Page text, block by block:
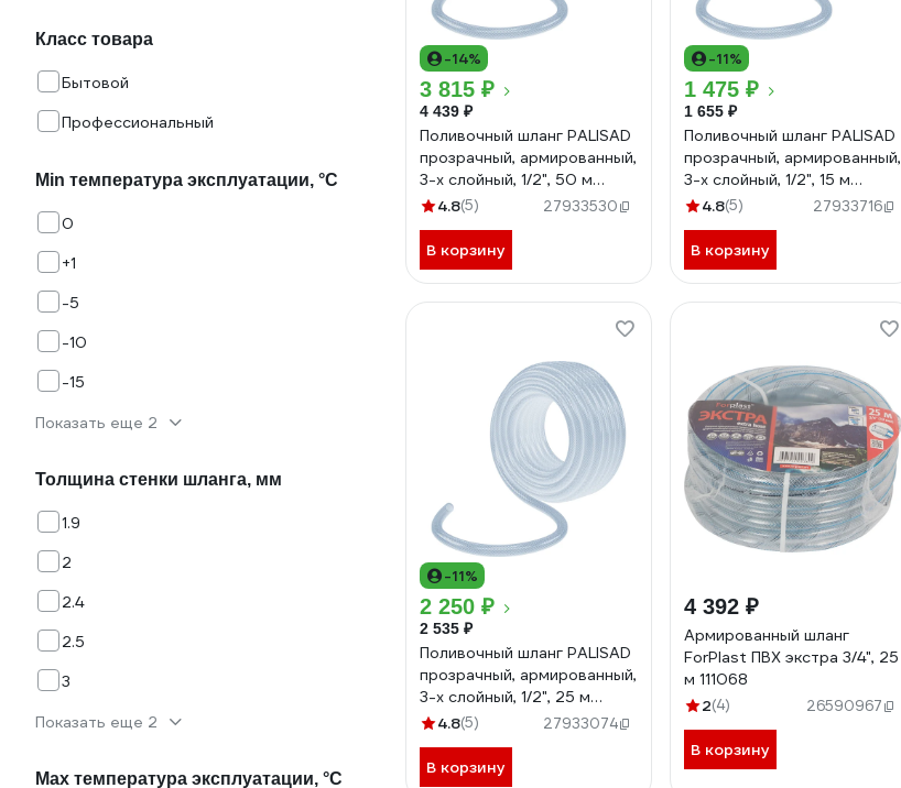
Класс товара
Бытовой
Профессиональный
Min температура эксплуатации, °С
0
+1
-5
-10
-15
Показать еще 2
Толщина стенки шланга, мм
1.9
2
2.4
2.5
3
Показать еще 2
Мах температура эксплуатации, °С
-14%
3 815 ₽
4 439 ₽
Поливочный шланг PALISAD
прозрачный, армированный,
3-х слойный, 1/2", 50 м
67362
4.8(5) 27933530
В корзину
-11%
1 475 ₽
1 655 ₽
Поливочный шланг PALISAD
прозрачный, армированный,
3-х слойный, 1/2", 15 м
67360
4.8(5) 27933716
В корзину
-11%
2 250 ₽
2 535 ₽
Поливочный шланг PALISAD
прозрачный, армированный,
3-х слойный, 1/2", 25 м
67361
4.8(5) 27933074
В корзину
4 392 ₽
Армированный шланг
ForPlast ПВХ экстра 3/4", 25
м 111068
2(4) 26590967
В корзину